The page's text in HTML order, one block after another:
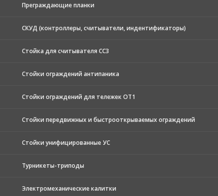
Преграждающие планки
СКУД (контроллеры, считыватели, индентификаторы)
Стойка для считывателя СС3
Стойки ограждений антипаника
Стойки ограждений для тележек ОТ1
Стойки передвижных и быстрооткрываемых ограждений
Стойки унифицированные УС
Турникеты-триподы
Электромеханические калитки